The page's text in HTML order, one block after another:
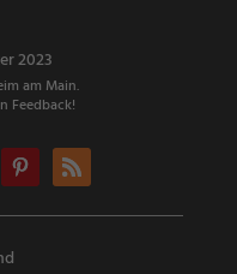
2023
am Main.
Feedback!